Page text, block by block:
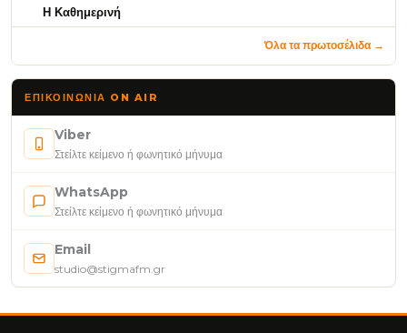
Η Καθημερινή
Όλα τα πρωτοσέλιδα →
ΕΠΙΚΟΙΝΩΝΊΑ ON AIR
Viber
Στείλτε κείμενο ή φωνητικό μήνυμα
WhatsApp
Στείλτε κείμενο ή φωνητικό μήνυμα
Email
studio@stigmafm.gr